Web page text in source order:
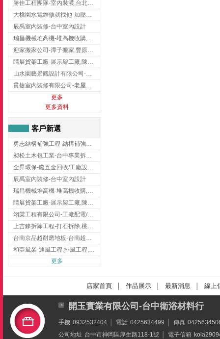
勝佳工程團隊-室內裝潢,台北房屋裝修,三重室內裝修
大桃園水電維修就找他-加壓馬達,抽水馬達,桃園水電行,中壢水電
辰禹室內裝修-台中室內設計
瑞昌機械堆高機-堆高機收購,新北市堆高機,桃園堆高機
迎家搬家公司-潭子搬家,豐原搬家,大雅搬家,大甲搬家,台中推薦搬家,台中搬家
睛展貨架工廠-展示架工廠,陳列架,台中展示架工廠
山水園藝景觀設計有限公司-景觀工程,景觀設計,新竹園藝工程,新竹景觀設計
貫捷室內裝修有限公司-老屋翻新工程,台中老屋翻新工程,台中舊屋翻新
更多
更多資料
客戶新選
勇志結構補強工程-結構補強工程 ,桃園結構補強工程,龍潭結構補強工程
昶松土木包工業-台中專業拆除工程/挖土機出租
全昇環保-廢五金回收/工廠設備收購/機械設備回收/高價收購廠房設備
辰禹室內裝修-台中室內設計
瑞昌機械堆高機-堆高機收購,新北市堆高機,桃園堆高機
睛展貨架工廠-展示架工廠,陳列架,台中展示架工廠
翊棠工程有限公司-工廠配電/高雄消防機電公司
上吉錸拆除工程-打石拆除,桃園打石拆除,桃園拆除工程
台南京品超耐磨地板-台南超耐磨地板
和亞風業-通風工程,排風工程,彰化通風工程,彰化排風工程
更多
店家首頁 作品展示 最新消息 線上
開玉實業有限公司-台中衛浴材料行
手機 0932532404 電話 0425634499 傳真
公司地址 台中市神岡區厚生路118-1號 電子信箱